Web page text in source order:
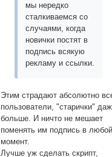
мы нередко
сталкиваемся со
случаями, когда
новички постят в
подпись всякую
рекламу и ссылки.
Этим страдают абсолютно
пользователи, "старички"
больше. И ничто не мешает
поменять им подпись в
момент.
Лучше уж сделать скрипт,